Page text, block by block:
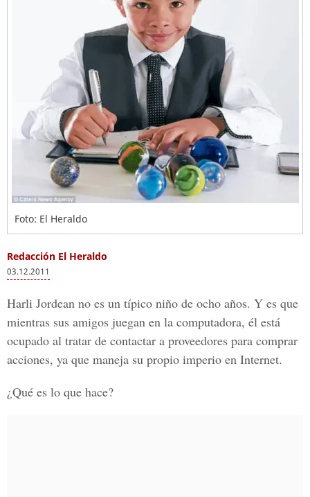
Foto: El Heraldo
Redacción El Heraldo
03.12.2011
Harli Jordean no es un típico niño de ocho años. Y es que
mientras sus amigos juegan en la computadora, él está
ocupado al tratar de contactar a proveedores para comprar
acciones, ya que maneja su propio imperio en Internet.
¿Qué es lo que hace?